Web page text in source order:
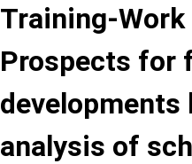
Training-
Prospects for
developments
analysis of